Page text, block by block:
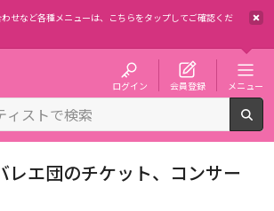
せなど各種メニューは、
こちらをタップしてご確認くだ
ログイン 会員登録 メニュー
レエ団のチケット、コンサー